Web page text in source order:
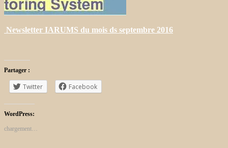
Newsletter IARUMS du mois ds septembre 2016
Partager :
Twitter Facebook
WordPress:
chargement…